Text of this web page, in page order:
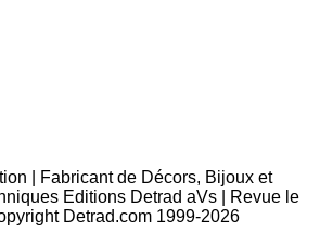
| Fabricant de Décors, Bijoux et
Editions Detrad aVs | Revue le
Detrad.com 1999-2026